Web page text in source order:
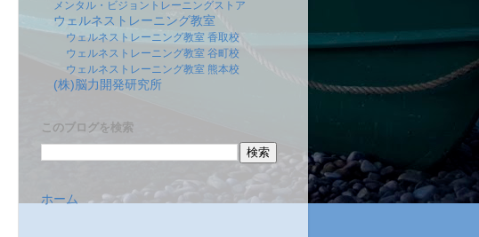
メンタル・ビジョントレーニングストア
ウェルネストレーニング教室
ウェルネストレーニング教室 香取校
ウェルネストレーニング教室 谷町校
ウェルネストレーニング教室 熊本校
(株)脳力開発研究所
このブログを検索
ホーム